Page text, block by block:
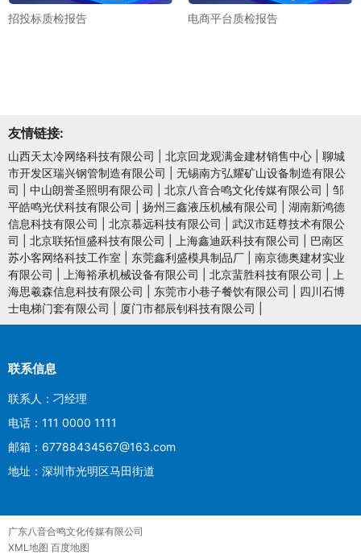
招投标质检报告 电商平台质检报告
友情链接:
山西天太冷网络科技有限公司 北京回龙观满金建材销售中心
聊城
市开发区瑞兴钢管制造有限公司
无锡南方弘耀矿山设备制造有限公
司
中山朗誉圣照明有限公司 北京八音合鸣文化传媒有限公司
邹
平皓鸣光伏科技有限公司
扬州三鑫液压机械有限公司
湖南新鸿德
信息科技有限公司
北京慕远科技有限公司
武汉市廷尊技术有限公
司
北京联拓恒盛科技有限公司 上海鑫迪跃科技有限公司
巴南区
苏小客网络科技工作室
东莞鑫利盛模具制品厂
南京德奥建材实业
有限公司
上海裕承机械设备有限公司 北京蜚胜科技有限公司
上
海思羲森信息科技有限公司
东莞市小巷子餐饮有限公司
四川石博
士电梯门套有限公司
厦门市都辰钊科技有限公司
联系信息
联系人：刁经理
电话：111 0000 1111
邮箱：67788434567@163.com
地址：深圳市光明区马田街道
广东八音合鸣文化传媒有限公司
XML地图 百度地图